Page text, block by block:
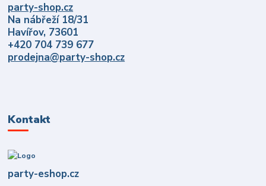
party-shop.cz
Na nábřeží 18/31
Havířov, 73601
+420 704 739 677
prodejna@party-shop.cz
Kontakt
party-eshop.cz